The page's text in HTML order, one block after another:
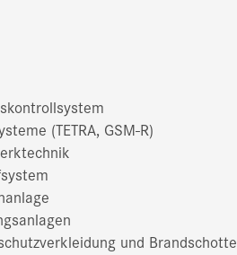
(TETRA, GSM-R)
und Brandschotte